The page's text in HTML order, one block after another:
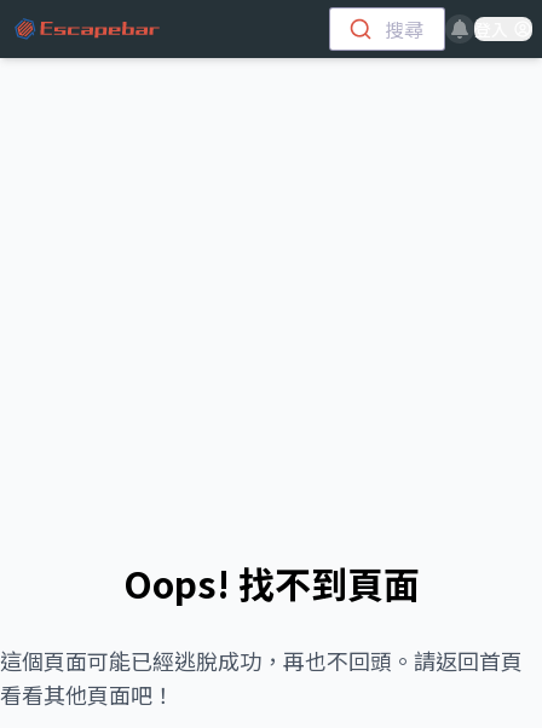
跳至主要內容
搜尋 登入
Oops! 找不到頁面
這個頁面可能已經逃脫成功，再也不回頭。請返回首頁
看看其他頁面吧！